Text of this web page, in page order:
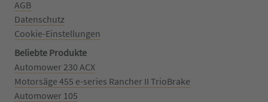
AGB
Datenschutz
Cookie-Einstellungen
Beliebte Produkte
Automower 230 ACX
Motorsäge 455 e-series Rancher II TrioBrake
Automower 105